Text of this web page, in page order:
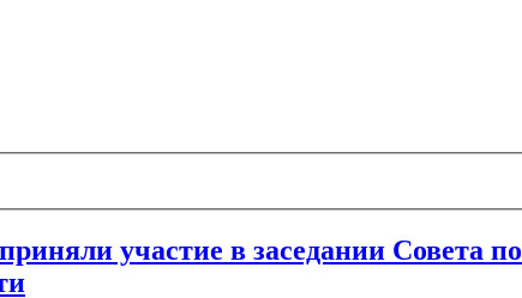
участие в заседании Совета по